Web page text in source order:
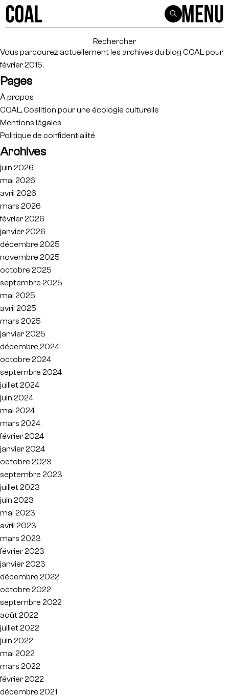
Vous parcourez actuellement les archives du blog COALpour
février 2015.
Pages
À propos
COAL, Coalition pour une écologie culturelle
Mentions légales
Politique de confidentialité
Archives
juin 2026
mai 2026
avril 2026
mars 2026
février 2026
janvier 2026
décembre 2025
novembre 2025
octobre 2025
septembre 2025
mai 2025
avril 2025
mars 2025
janvier 2025
décembre 2024
octobre 2024
septembre 2024
juillet 2024
juin 2024
mai 2024
mars 2024
février 2024
janvier 2024
octobre 2023
septembre 2023
juillet 2023
juin 2023
mai 2023
avril 2023
mars 2023
février 2023
janvier 2023
décembre 2022
octobre 2022
septembre 2022
août 2022
juillet 2022
juin 2022
mai 2022
mars 2022
février 2022
décembre 2021